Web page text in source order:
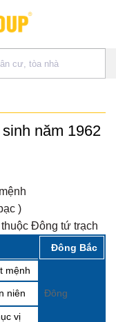
năm 1962
)
Đông tứ trạch
Đông Bắc
mệnh
Đông
niên
vị